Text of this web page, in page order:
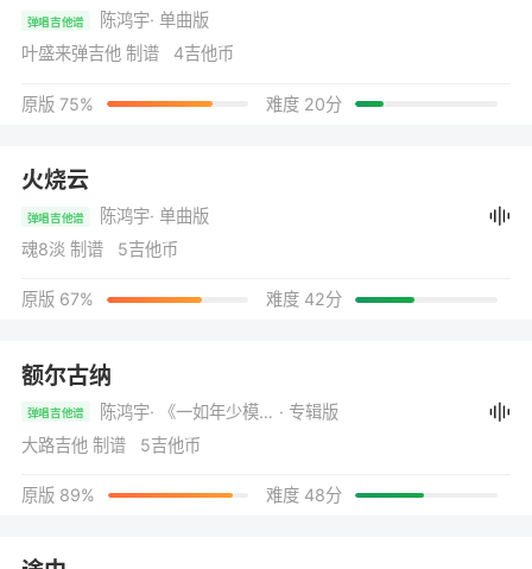
弹唱吉他谱 陈鸿宇· 单曲版
叶盛来弹吉他 制谱 4吉他币
原版 75% 难度 20分
火烧云
弹唱吉他谱 陈鸿宇· 单曲版
魂8淡 制谱 5吉他币
原版 67% 难度 42分
额尔古纳
弹唱吉他谱 陈鸿宇 · 《一如年少模样》 · 专辑版
大路吉他 制谱 5吉他币
原版 89% 难度 48分